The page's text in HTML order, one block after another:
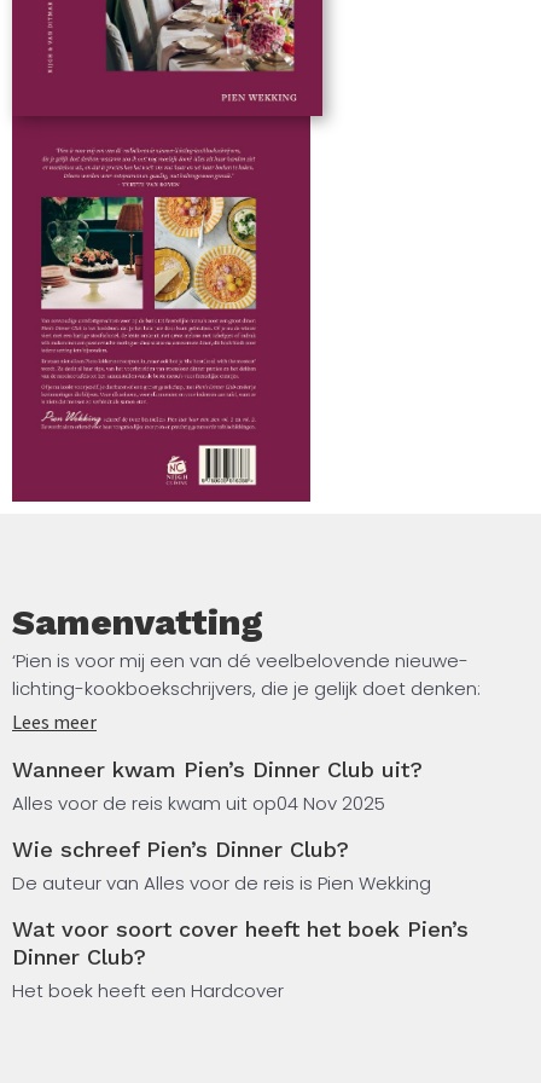
mensen zo verbindt als samen eten. Eerder verschenen Pien
laat haar eten zien en Pien laat haar eten zien vol. 2 .
Samenvatting
‘Pien is voor mij een van dé veelbelovende nieuwe-
lichting-kookboekschrijvers, die je gelijk doet denken:
waarom zou ik ooit nog moeilijk doen? Alles uit haar
voelt om met haar en uit haar boeken te koken. Diners
worden weer ontspannen en gezellig, met buitengewoon
comfortgerechten voor op de bank tot feestelijke menu’s
voor een groot diner: Pien’s Dinner Club is het kookboek
Of je nu de winter viert met een hartige stoofschotel, de
lente omarmt met arroz meloso met schelpjes of indruk
Lees meer
Wanneer kwam Pien’s Dinner Club uit?
Alles voor de reis kwam uit op04 Nov 2025
Wie schreef Pien’s Dinner Club?
De auteur van Alles voor de reis is Pien Wekking
Wat voor soort cover heeft het boek Pien’s
Dinner Club?
Het boek heeft een Hardcover